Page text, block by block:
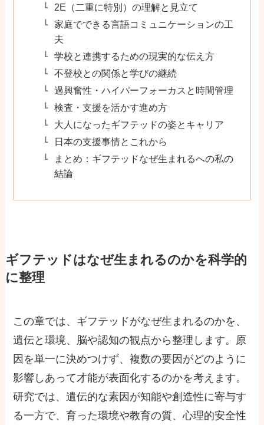
2E（二重に特別）の理解と見立て
家庭でできる言語コミュニケーションの工
夫
学校と連携するための現実的な伝え方
不登校との関係と学びの継続
過興奮性・ハイパーフォーカスと時間管理
検査・支援を活かす進め方
大人になったギフテッドの姿とキャリア
日本の支援事情とこれから
まとめ：ギフテッドなぜ生まれるへの私の
結論
ギフテッドはなぜ生まれるのかを科学的
に整理
この章では、ギフテッドがなぜ生まれるのかを、
遺伝と環境、脳や認知の観点から整理します。原
因を単一に決めつけず、複数の要因がどのように
影響しあって才能が表面化するのかを考えます。
研究では、遺伝的な素因が知能や創造性に寄与す
る一方で、育った環境や教育の質、心理的安全性